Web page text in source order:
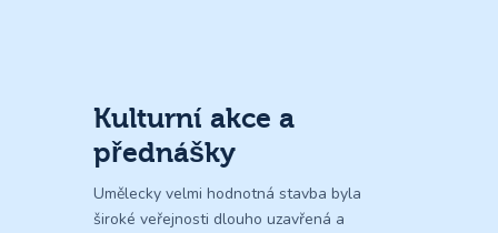
Kulturní akce a
přednášky
Umělecky velmi hodnotná stavba byla
široké veřejnosti dlouho uzavřená a